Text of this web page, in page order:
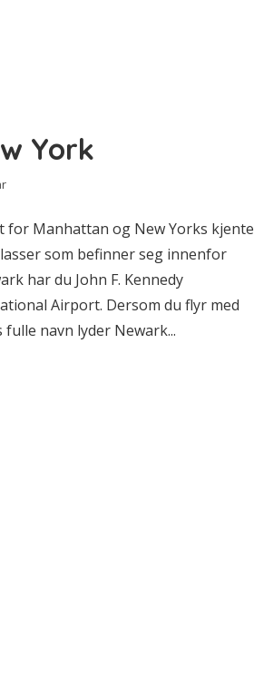
York
for Manhattan og New Yorks kjente
som befinner seg innenfor
har du John F. Kennedy
Airport. Dersom du flyr med
fulle navn lyder Newark...